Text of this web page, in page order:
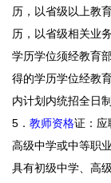
历，以省级以上教
历，以省级相关业
学历学位须经教育
得的学历学位经教
内计划内统招全日
5． 教师资格证：应
高级中学或中等职
具有初级中学、高